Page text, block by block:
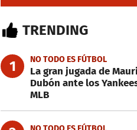
TRENDING
1 NO TODO ES FÚTBOL
La gran jugada de
Dubón ante los
MLB